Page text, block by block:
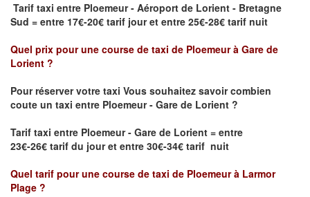
Tarif taxi entre Ploemeur - Aéroport de Lorient - Bretagne
Sud = entre 17€-20€ tarif jour et entre 25€-28€ tarif nuit
Quel prix pour une course de taxi de Ploemeur à Gare de
Lorient ?
Pour réserver votre taxi Vous souhaitez savoircombien
coute un taxi entre Ploemeur - Gare de Lorient ?
Tarif taxi entre Ploemeur - Gare de Lorient = entre
23€-26€ tarif du jour et entre 30€-34€ tarif nuit
Quel tarif pour une course de taxi de Ploemeur à Larmor
Plage ?